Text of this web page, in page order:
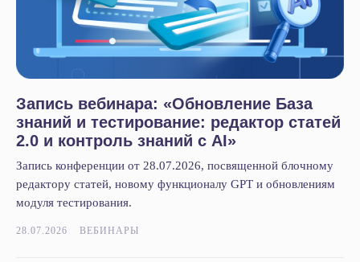
Запись вебинара: «Обновление База
знаний и тестирование: редактор статей
2.0 и контроль знаний с AI»
Запись конференции от 28.07.2026, посвященной блочному
редактору статей, новому функционалу GPT и обновлениям
модуля тестирования.
28.07.2026 ВЕБИНАРЫ
Услуги
1С